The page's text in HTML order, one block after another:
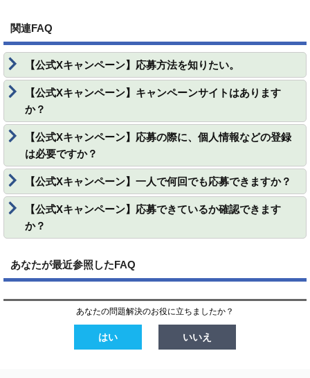
関連FAQ
【公式Xキャンペーン】応募方法を知りたい。
【公式Xキャンペーン】キャンペーンサイトはあります
か？
【公式Xキャンペーン】応募の際に、個人情報などの登録
は必要ですか？
【公式Xキャンペーン】一人で何回でも応募できますか？
【公式Xキャンペーン】応募できているか確認できます
か？
あなたが最近参照したFAQ
あなたの問題解決のお役に立ちましたか？
はい いいえ